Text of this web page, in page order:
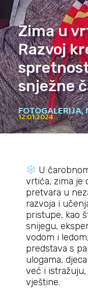
Zima u
Razvoj
snježne
FOTOGALERIJA,
12.01.2024
U
vrtića, zima je
pretvara u
razvoja i
pristupe, kao
snijegu,
vodom i
predstava s
ulogama,
već i
vještine.